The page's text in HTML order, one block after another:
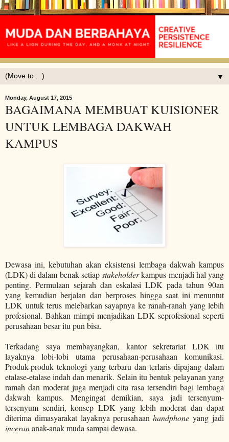
▼
Monday, August 17, 2015
BAGAIMANA MEMBUAT KUISIONER
UNTUK LEMBAGA DAKWAH
KAMPUS
Dewasa ini, kebutuhan akan eksistensi lembaga dakwah kampus
(LDK) di dalam benak setiapstakeholderkampus menjadi hal yang
penting. Permulaan sejarah dan eskalasi LDK pada tahun 90an
yang kemudian berjalan dan berproses hingga saat ini menuntut
LDK untuk terus melebarkan sayapnya ke ranah-ranah yang lebih
profesional. Bahkan mimpi menjadikan LDK seprofesional seperti
perusahaan besar itu pun bisa.
Terkadang saya membayangkan, kantor sekretariat LDK itu
layaknya lobi-lobi utama perusahaan-perusahaan komunikasi.
Produk-produk teknologi yang terbaru dan terlaris dipajang dalam
etalase-etalase indah dan menarik. Selain itu bentuk pelayanan yang
ramah dan moderat juga menjadi cita rasa tersendiri bagi lembaga
dakwah kampus. Mengingat demikian, saya jadi tersenyum-
tersenyum sendiri, konsep LDK yang lebih moderat dan dapat
diterima dimasyarakat layaknya perusahaanhandphone yang jadi
incerananak-anak muda sampai dewasa.